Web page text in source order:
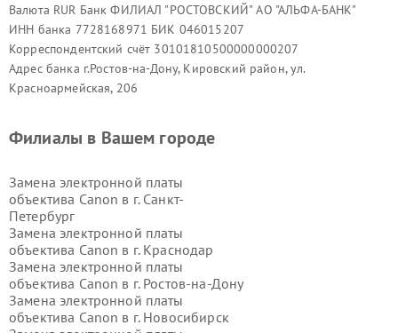
Валюта RUR Банк ФИЛИАЛ "РОСТОВСКИЙ" АО "АЛЬФА-БАНК"
ИНН банка 7728168971 БИК 046015207
Корреспондентский счёт 30101810500000000207
Адрес банка г.Ростов-на-Дону, Кировский район, ул.
Красноармейская, 206
Филиалы в Вашем городе
Замена электронной платы
объектива Canon в г. Санкт-
Петербург
Замена электронной платы
объектива Canon в г. Краснодар
Замена электронной платы
объектива Canon в г. Ростов-на-Дону
Замена электронной платы
объектива Canon в г. Новосибирск